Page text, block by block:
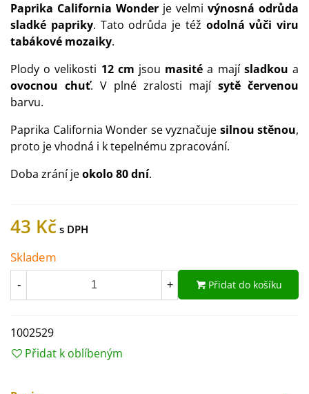
Paprika California Wonder je velmi výnosná odrůda
sladké papriky. Tato odrůda je též odolná vůči viru
tabákové mozaiky.
Plody o velikosti 12 cm jsou masité a mají sladkou a
ovocnou chuť. V plné zralosti mají sytě červenou
barvu.
Paprika California Wonder se vyznačuje silnou stěnou,
proto je vhodná i k tepelnému zpracování.
Doba zrání jeokolo 80 dní.
43 Kč
Skladem
- + Přidat do košíku
1002529
Přidat k oblíbeným